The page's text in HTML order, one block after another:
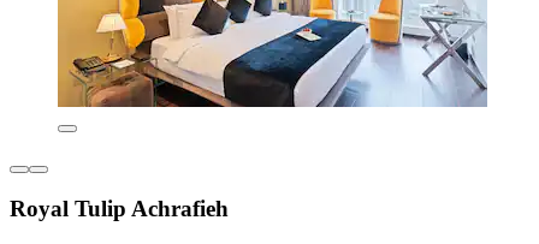
Royal Tulip Achrafieh